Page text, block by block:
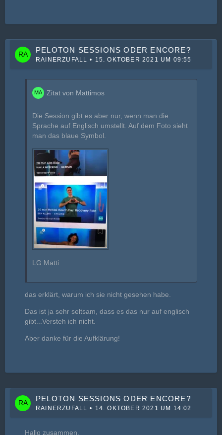
PELOTON SESSIONS ODER ENCORE?
RAINERZUFALL 15. OKTOBER 2021 UM 09:55
Zitat von Mattimos
Die Session gibt es aber nur, wenn man die
Sprache auf Englisch umstellt. Auf dem Foto sieht
man das blaue Symbol.
LG Matti
das erklärt, warum ich sie nicht gesehen habe.
Das ist ja sehr seltsam, dass es das nur auf englisch
gibt...Versteh ich nicht.
Aber danke für die Aufklärung!
PELOTON SESSIONS ODER ENCORE?
RAINERZUFALL 14. OKTOBER 2021 UM 14:02
Hallo zusammen,